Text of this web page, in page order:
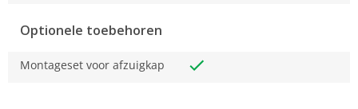
Optionele toebehoren
Montageset voor afzuigkap